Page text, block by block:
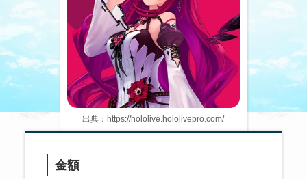
出典：https://hololive.hololivepro.com/
金額